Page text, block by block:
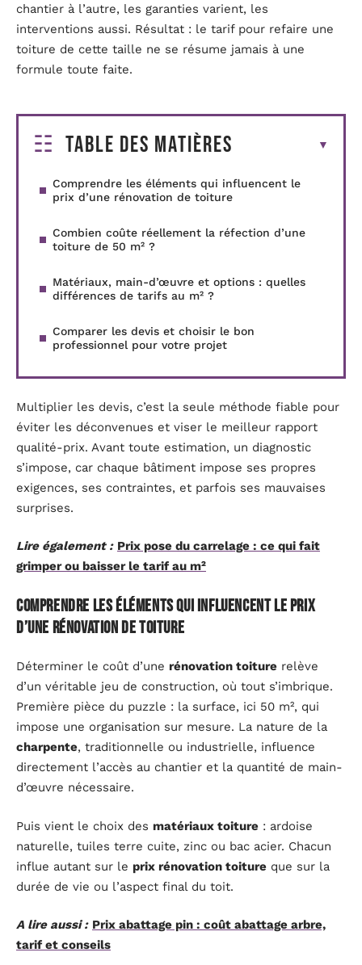
chantier à l’autre, les garanties varient, les
interventions aussi. Résultat : le tarif pour refaire une
toiture de cette taille ne se résume jamais à une
formule toute faite.
Table des matières
Comprendre les éléments qui influencent le
prix d’une rénovation de toiture
Combien coûte réellement la réfection d’une
toiture de 50 m² ?
Matériaux, main-d’œuvre et options : quelles
différences de tarifs au m² ?
Comparer les devis et choisir le bon
professionnel pour votre projet
Multiplier les devis, c’est la seule méthode fiable pour
éviter les déconvenues et viser le meilleur rapport
qualité-prix. Avant toute estimation, un diagnostic
s’impose, car chaque bâtiment impose ses propres
exigences, ses contraintes, et parfois ses mauvaises
surprises.
Lire également : Prix pose du carrelage : ce qui fait
grimper ou baisser le tarif au m²
Comprendre les éléments qui influencent le prix
d’une rénovation de toiture
Déterminer le coût d’une rénovation toiture relève
d’un véritable jeu de construction, où tout s’imbrique.
Première pièce du puzzle : la surface, ici 50 m², qui
impose une organisation sur mesure. La nature de la
charpente, traditionnelle ou industrielle, influence
directement l’accès au chantier et la quantité de main-
d’œuvre nécessaire.
Puis vient le choix des matériaux toiture : ardoise
naturelle, tuiles terre cuite, zinc ou bac acier. Chacun
influe autant sur le prix rénovation toiture que sur la
durée de vie ou l’aspect final du toit.
A lire aussi : Prix abattage pin : coût abattage arbre,
tarif et conseils